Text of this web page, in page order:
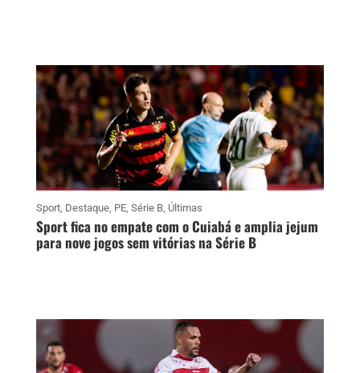
Sport, Destaque, PE, Série B, Últimas
Sport fica no empate com o Cuiabá e amplia jejum
para nove jogos sem vitórias na Série B